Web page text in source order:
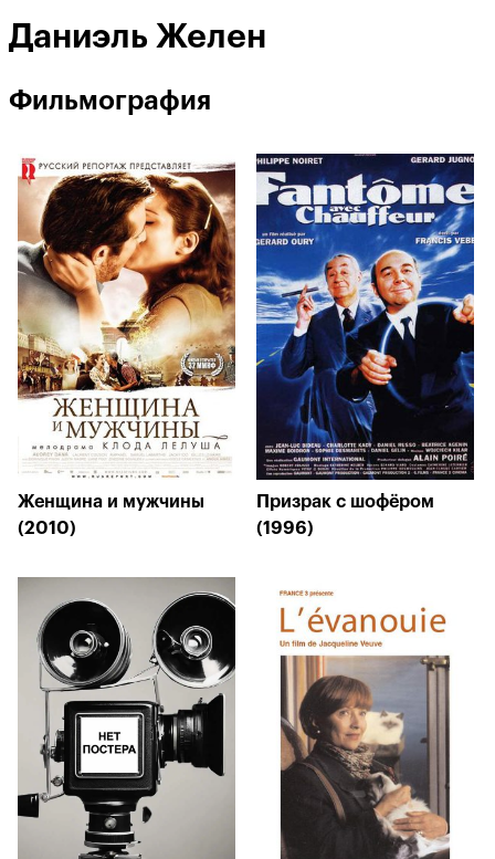
Даниэль Желен
Фильмография
Женщина и мужчины
(2010)
Призрак с шофёром
(1996)